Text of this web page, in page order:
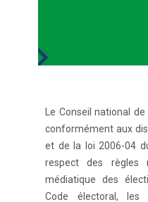
Le Conseil national de
conformément aux
et de la loi 2006-04
respect des règles
médiatique des
Code électoral,